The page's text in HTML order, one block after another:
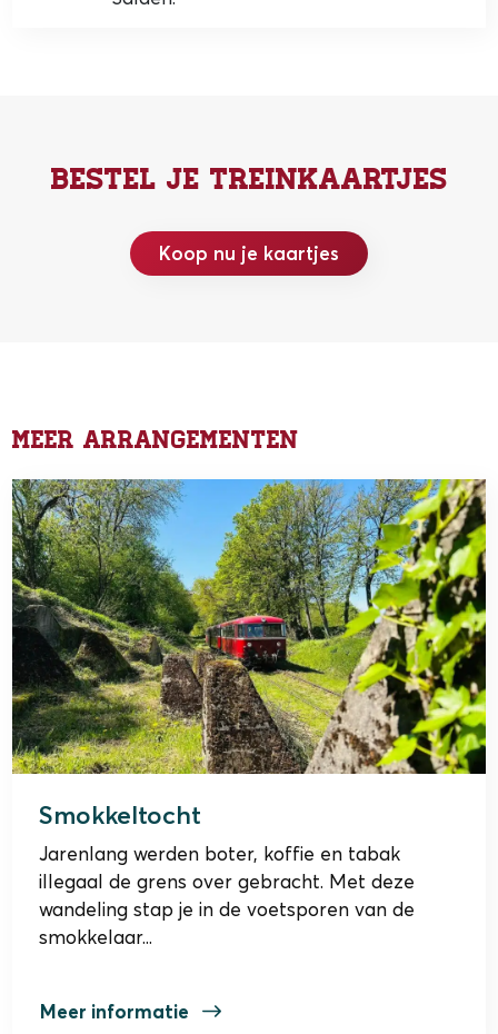
Bestel je treinkaartjes
Koop nu je kaartjes
Meer arrangementen
Smokkeltocht
Jarenlang werden boter, koffie en tabak
illegaal de grens over gebracht. Met deze
wandeling stap je in de voetsporen van de
smokkelaar...
Meer informatie